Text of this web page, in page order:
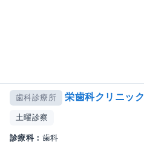
歯科診療所 栄歯科クリニック
土曜診察
診療科： 歯科